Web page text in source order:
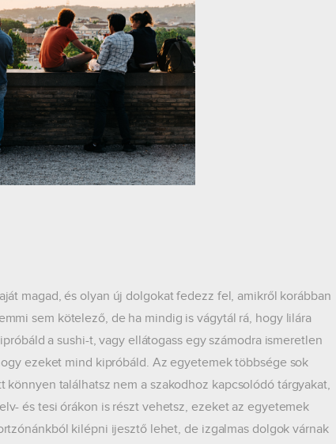
magad, és olyan új dolgokat fedezz fel, amikről korábban
sem kötelező, de ha mindig is vágytál rá, hogy lilára
a sushi-t, vagy ellátogass egy számodra ismeretlen
ezeket mind kipróbáld. Az egyetemek többsége sok
találhatsz nem a szakodhoz kapcsolódó tárgyakat,
és tesi órákon is részt vehetsz, ezeket az egyetemek
kilépni ijesztő lehet, de izgalmas dolgok várnak